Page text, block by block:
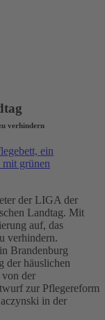
verhindern
der LIGA der
Landtag. Mit
auf, das
verhindern.
Brandenburg
der häuslichen
der
zur Pflegereform
in der